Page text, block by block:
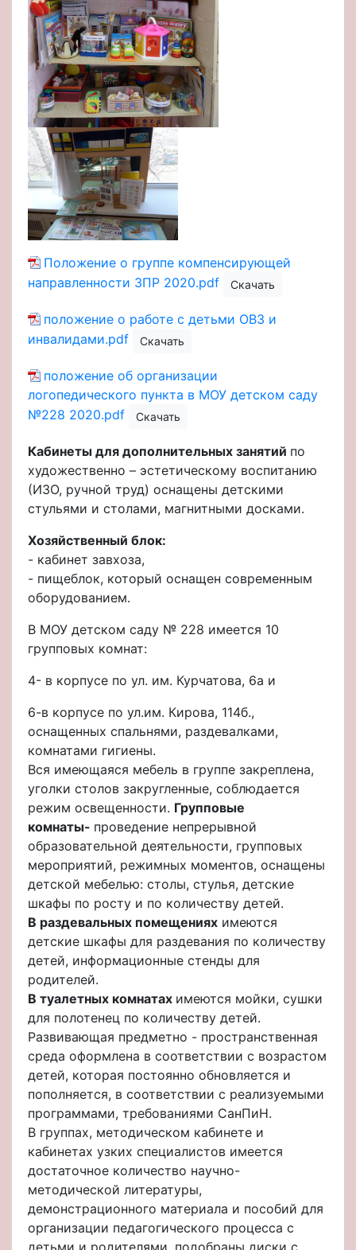
Положение о группе компенсирующей
направленности ЗПР 2020.pdf
Скачать
положение о работе с детьми ОВЗ и
инвалидами.pdf
Скачать
положение об организации
логопедического пункта в МОУ детском саду
№228 2020.pdf
Скачать
Кабинеты для дополнительных занятий по
художественно – эстетическому воспитанию
(ИЗО, ручной труд) оснащены детскими
стульями и столами, магнитными досками.
Хозяйственный блок:
- кабинет завхоза,
- пищеблок, который оснащен современным
оборудованием.
В МОУ детском саду № 228 имеется 10
групповых комнат:
4- в корпусе по ул. им. Курчатова, 6а и
6-в корпусе по ул.им. Кирова, 114б.,
оснащенных спальнями, раздевалками,
комнатами гигиены.
Вся имеющаяся мебель в группе закреплена,
уголки столов закругленные, соблюдается
режим освещенности. Групповые
комнаты- проведение непрерывной
образовательной деятельности, групповых
мероприятий, режимных моментов, оснащены
детской мебелью: столы, стулья, детские
шкафы по росту и по количеству детей.
В раздевальных помещениях имеются
детские шкафы для раздевания по количеству
детей, информационные стенды для
родителей.
В туалетных комнатах имеются мойки, сушки
для полотенец по количеству детей.
Развивающая предметно - пространственная
среда оформлена в соответствии с возрастом
детей, которая постоянно обновляется и
пополняется, в соответствии с реализуемыми
программами, требованиями СанПиН.
В группах, методическом кабинете и
кабинетах узких специалистов имеется
достаточное количество научно-
методической литературы,
демонстрационного материала и пособий для
организации педагогического процесса с
детьми и родителями, подобраны диски с